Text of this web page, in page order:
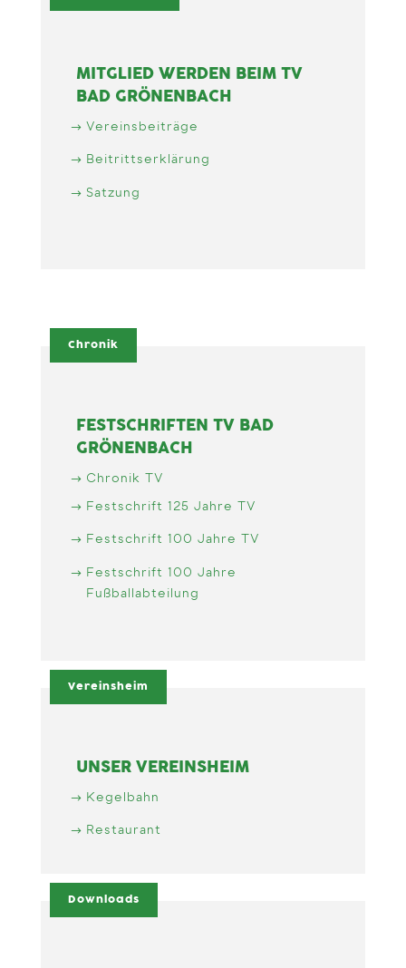
MITGLIED WERDEN BEIM TV
BAD GRÖNENBACH
Vereinsbeiträge
Beitrittserklärung
Satzung
Chronik
FESTSCHRIFTEN TV BAD
GRÖNENBACH
Chronik TV
Festschrift 125 Jahre TV
Festschrift 100 Jahre TV
Festschrift 100 Jahre
Fußballabteilung
Vereinsheim
UNSER VEREINSHEIM
Kegelbahn
Restaurant
Downloads